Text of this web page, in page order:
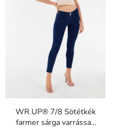
WR.UP® 7/8 Sötétkék
farmer sárga varrással,